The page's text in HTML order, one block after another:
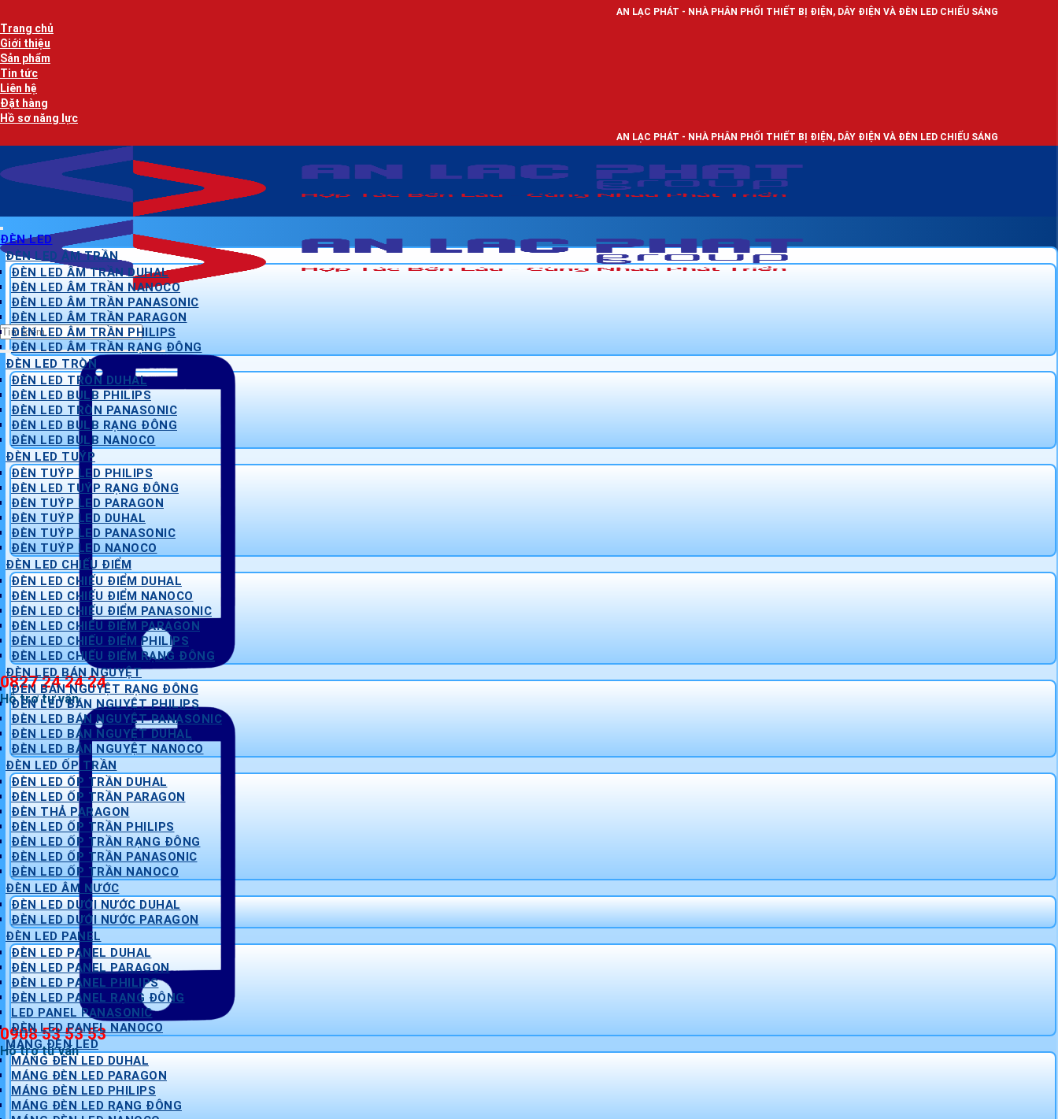
qua
nội
dung
AN LẠC PHÁT - NHÀ PHÂN PHỐI THIẾT BỊ ĐIỆN, DÂY ĐIỆN VÀ ĐÈN LED CHIẾU SÁNG
Trang chủ
Giới thiệu
Sản phẩm
Tin tức
Liên hệ
Đặt hàng
Hồ sơ năng lực
AN LẠC PHÁT - NHÀ PHÂN PHỐI THIẾT BỊ ĐIỆN, DÂY ĐIỆN VÀ ĐÈN LED CHIẾU SÁNG
Tìm
kiếm:
0827 24 24 24
Hỗ trợ tư vấn
0908 53 53 53
Hỗ trợ tư vấn
ĐÈN LED
ĐÈN LED ÂM TRẦN
ĐÈN LED ÂM TRẦN DUHAL
ĐÈN LED ÂM TRẦN NANOCO
ĐÈN LED ÂM TRẦN PANASONIC
ĐÈN LED ÂM TRẦN PARAGON
ĐÈN LED ÂM TRẦN PHILIPS
ĐÈN LED ÂM TRẦN RẠNG ĐÔNG
ĐÈN LED TRÒN
ĐÈN LED TRÒN DUHAL
ĐÈN LED BULB PHILIPS
ĐÈN LED TRÒN PANASONIC
ĐÈN LED BULB RẠNG ĐÔNG
ĐÈN LED BULB NANOCO
ĐÈN LED TUÝP
ĐÈN TUÝP LED PHILIPS
ĐÈN LED TUÝP RẠNG ĐÔNG
ĐÈN TUÝP LED PARAGON
ĐÈN TUÝP LED DUHAL
ĐÈN TUÝP LED PANASONIC
ĐÈN TUÝP LED NANOCO
ĐÈN LED CHIẾU ĐIỂM
ĐÈN LED CHIẾU ĐIỂM DUHAL
ĐÈN LED CHIẾU ĐIỂM NANOCO
ĐÈN LED CHIẾU ĐIỂM PANASONIC
ĐÈN LED CHIẾU ĐIỂM PARAGON
ĐÈN LED CHIẾU ĐIỂM PHILIPS
ĐÈN LED CHIẾU ĐIỂM RẠNG ĐÔNG
ĐÈN LED BÁN NGUYỆT
ĐÈN BÁN NGUYỆT RẠNG ĐÔNG
ĐÈN LED BÁN NGUYỆT PHILIPS
ĐÈN LED BÁN NGUYỆT PANASONIC
ĐÈN LED BÁN NGUYỆT DUHAL
ĐÈN LED BÁN NGUYỆT NANOCO
ĐÈN LED ỐP TRẦN
ĐÈN LED ỐP TRẦN DUHAL
ĐÈN LED ỐP TRẦN PARAGON
ĐÈN THẢ PARAGON
ĐÈN LED ỐP TRẦN PHILIPS
ĐÈN LED ỐP TRẦN RẠNG ĐÔNG
ĐÈN LED ỐP TRẦN PANASONIC
ĐÈN LED ỐP TRẦN NANOCO
ĐÈN LED ÂM NƯỚC
ĐÈN LED DƯỚI NƯỚC DUHAL
ĐÈN LED DƯỚI NƯỚC PARAGON
ĐÈN LED PANEL
ĐÈN LED PANEL DUHAL
ĐÈN LED PANEL PARAGON
ĐÈN LED PANEL PHILIPS
ĐÈN LED PANEL RẠNG ĐÔNG
LED PANEL PANASONIC
ĐÈN LED PANEL NANOCO
MÁNG ĐÈN LED
MÁNG ĐÈN LED DUHAL
MÁNG ĐÈN LED PARAGON
MÁNG ĐÈN LED PHILIPS
MÁNG ĐÈN LED RẠNG ĐÔNG